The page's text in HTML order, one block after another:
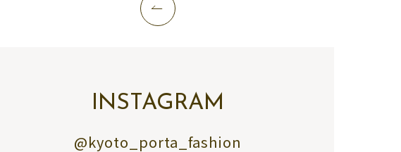
INSTAGRAM
@kyoto_porta_fashion